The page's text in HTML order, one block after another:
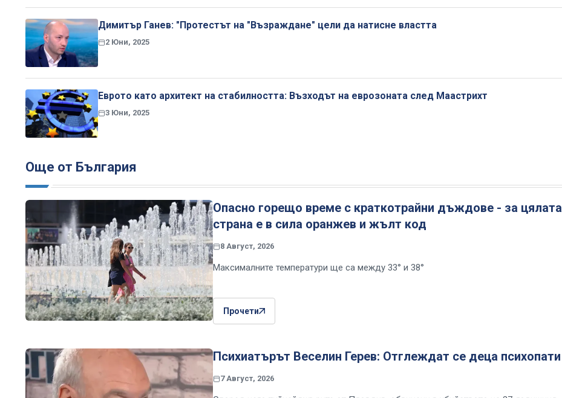
Димитър Ганев: "Протестът на "Възраждане" цели да натисне властта
2 Юни, 2025
Еврото като архитект на стабилността: Възходът на еврозоната след Маастрихт
3 Юни, 2025
Още от България
Опасно горещо време с краткотрайни дъждове - за цялата
страна е в сила оранжев и жълт код
8 Август, 2026
Максималните температури ще са между 33° и 38°
Прочети
Психиатърът Веселин Герев: Отглеждат се деца психопати
7 Август, 2026